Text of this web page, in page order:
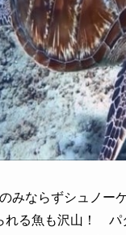
ならずシュノー
れる魚も沢山！